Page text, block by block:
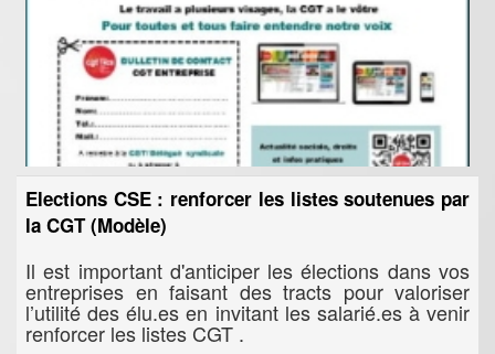
Elections CSE : renforcer les listes soutenues par
la CGT (Modèle)
Il est important d'anticiper les élections dans vos
entreprises en faisant des tracts pour valoriser
l’utilité des élu.es en invitant les salarié.es à venir
renforcer les listes CGT .